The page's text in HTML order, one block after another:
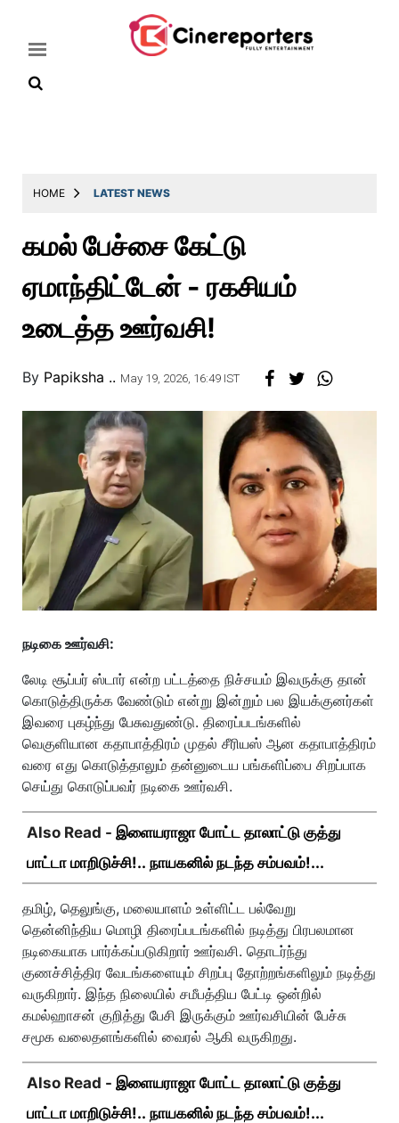
Latest
Throwback
Television
Story
HOME LATEST NEWS
கமல் பேச்சை கேட்டு
ஏமாந்திட்டேன் - ரகசியம்
உடைத்த ஊர்வசி!
By Papiksha .. May 19, 2026, 16:49 IST
நடிகை ஊர்வசி:
லேடி சூப்பர் ஸ்டார் என்ற பட்டத்தை நிச்சயம் இவருக்கு தான்
கொடுத்திருக்க வேண்டும் என்று இன்றும் பல இயக்குனர்கள்
இவரை புகழ்ந்து பேசுவதுண்டு. திரைப்படங்களில்
வெகுளியான கதாபாத்திரம் முதல் சீரியஸ் ஆன கதாபாத்திரம்
வரை எது கொடுத்தாலும் தன்னுடைய பங்களிப்பை சிறப்பாக
செய்து கொடுப்பவர் நடிகை ஊர்வசி.
Also Read - இளையராஜா போட்ட தாலாட்டு குத்து
பாட்டா மாறிடுச்சி!.. நாயகனில் நடந்த சம்பவம்!...
தமிழ், தெலுங்கு, மலையாளம் உள்ளிட்ட பல்வேறு
தென்னிந்திய மொழி திரைப்படங்களில் நடித்து பிரபலமான
நடிகையாக பார்க்கப்படுகிறார் ஊர்வசி. தொடர்ந்து
குணச்சித்திர வேடங்களையும் சிறப்பு தோற்றங்களிலும் நடித்து
வருகிறார். இந்த நிலையில் சமீபத்திய பேட்டி ஒன்றில்
கமல்ஹாசன் குறித்து பேசி இருக்கும் ஊர்வசியின் பேச்சு
சமூக வலைதளங்களில் வைரல் ஆகி வருகிறது.
Also Read - இளையராஜா போட்ட தாலாட்டு குத்து
பாட்டா மாறிடுச்சி!.. நாயகனில் நடந்த சம்பவம்!...